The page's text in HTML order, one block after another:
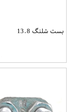
بست شلنگ 13.8